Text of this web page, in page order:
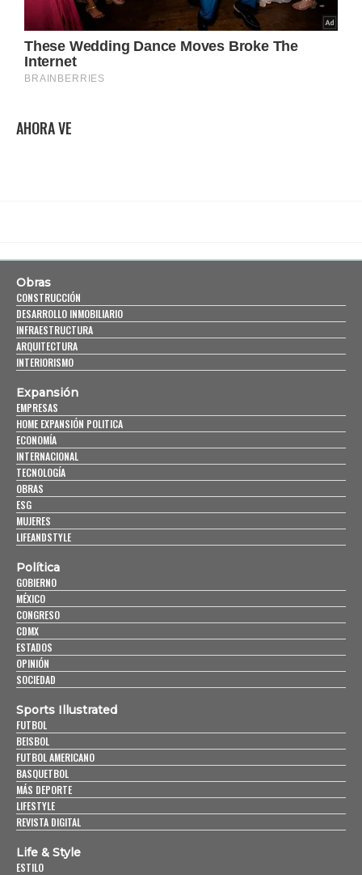
AHORA VE
Obras
CONSTRUCCIÓN
DESARROLLO INMOBILIARIO
INFRAESTRUCTURA
ARQUITECTURA
INTERIORISMO
Expansión
EMPRESAS
HOME EXPANSIÓN POLITICA
ECONOMÍA
INTERNACIONAL
TECNOLOGÍA
OBRAS
ESG
MUJERES
LIFEANDSTYLE
Política
GOBIERNO
MÉXICO
CONGRESO
CDMX
ESTADOS
OPINIÓN
SOCIEDAD
Sports Illustrated
FUTBOL
BEISBOL
FUTBOL AMERICANO
BASQUETBOL
MÁS DEPORTE
LIFESTYLE
REVISTA DIGITAL
Life & Style
ESTILO